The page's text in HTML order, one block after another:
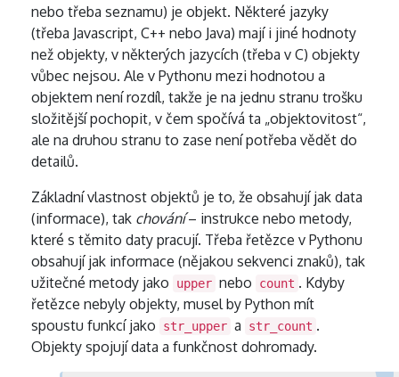
nebo třeba seznamu) je objekt. Některé jazyky
(třeba Javascript, C++ nebo Java) mají i jiné hodnoty
než objekty, v některých jazycích (třeba v C) objekty
vůbec nejsou. Ale v Pythonu mezi hodnotou a
objektem není rozdíl, takže je na jednu stranu trošku
složitější pochopit, v čem spočívá ta „objektovitost“,
ale na druhou stranu to zase není potřeba vědět do
detailů.
Základní vlastnost objektů je to, že obsahují jak data
(informace), tak chování– instrukce nebo metody,
které s těmito daty pracují. Třeba řetězce v Pythonu
obsahují jak informace (nějakou sekvenci znaků), tak
užitečné metody jako
upper nebo count . Kdyby
řetězce nebyly objekty, musel by Python mít
spoustu funkcí jako
str_upper a str_count .
Objekty spojují data a funkčnost dohromady.